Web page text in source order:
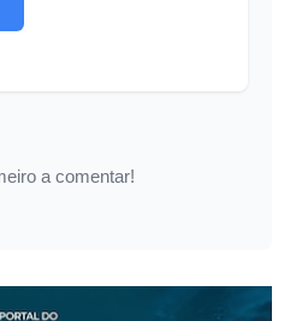
a comentar!